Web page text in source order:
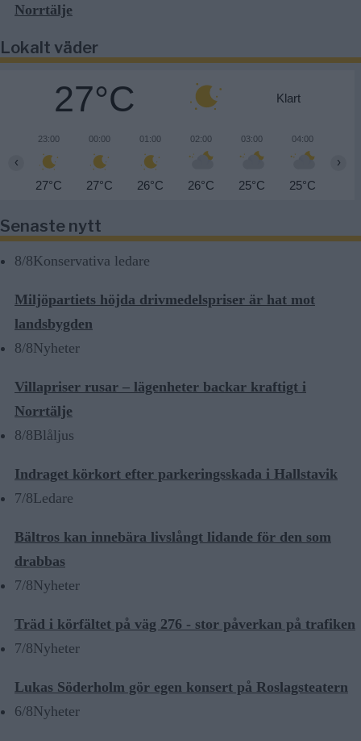
Norrtälje
Lokalt väder
27°C Klart
23:00
27°C
00:00
27°C
01:00
26°C
02:00
26°C
03:00
25°C
04:00
25°C
‹ ›
Senaste nytt
8/8Konservativa ledare
Miljöpartiets höjda drivmedelspriser är hat mot
landsbygden
8/8Nyheter
Villapriser rusar – lägenheter backar kraftigt i
Norrtälje
8/8Blåljus
Indraget körkort efter parkeringsskada i Hallstavik
7/8Ledare
Bältros kan innebära livslångt lidande för den som
drabbas
7/8Nyheter
Träd i körfältet på väg 276 - stor påverkan på trafiken
7/8Nyheter
Lukas Söderholm gör egen konsert på Roslagsteatern
6/8Nyheter